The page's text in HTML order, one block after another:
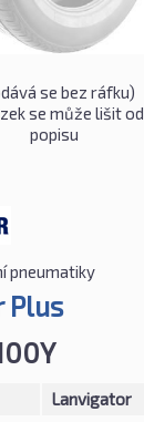
se bez ráfku)
se může lišit od
popisu
pneumatiky
Plus
Lanvigator